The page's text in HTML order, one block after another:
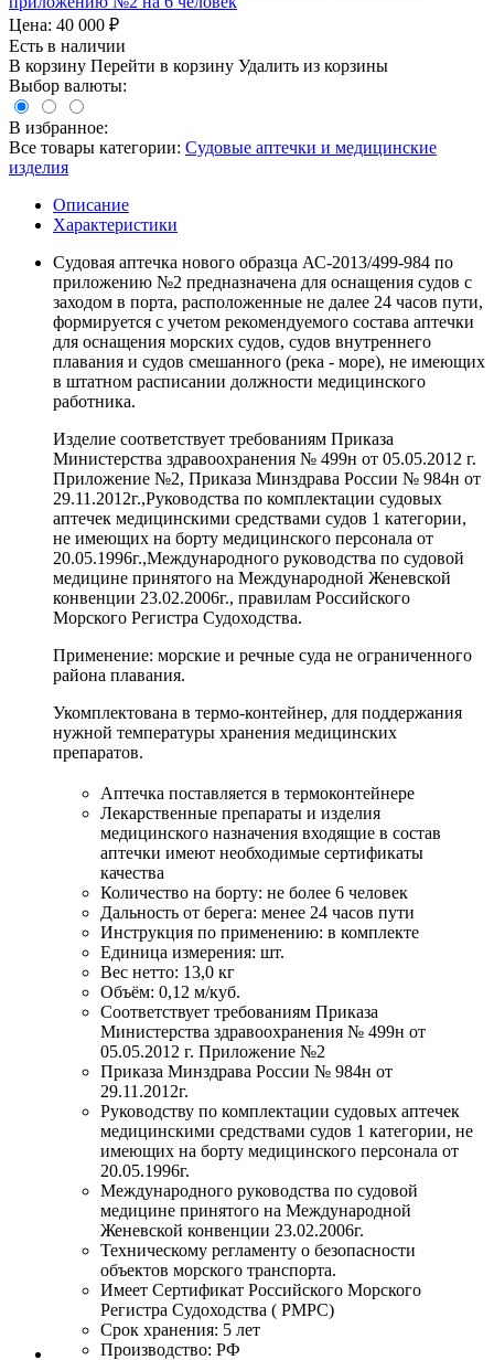
Цена: 40 000 ₽
Есть в наличии
В корзину Перейти в корзину Удалить из корзины
Выбор валюты:
В избранное:
Все товары категории: Судовые аптечки и медицинские
изделия
Описание
Характеристики
Судовая аптечка нового образца АС-2013/499-984 по
приложению №2 предназначена для оснащения судов с
заходом в порта, расположенные не далее 24 часов пути,
формируется с учетом рекомендуемого состава аптечки
для оснащения морских судов, судов внутреннего
плавания и судов смешанного (река - море), не имеющих
в штатном расписании должности медицинского
работника.
Изделие соответствует требованиям Приказа
Министерства здравоохранения № 499н от 05.05.2012 г.
Приложение №2, Приказа Минздрава России № 984н от
29.11.2012г.,Руководства по комплектации судовых
аптечек медицинскими средствами судов 1 категории,
не имеющих на борту медицинского персонала от
20.05.1996г.,Международного руководства по судовой
медицине принятого на Международной Женевской
конвенции 23.02.2006г., правилам Российского
Морского Регистра Судоходства.
Применение: морские и речные суда не ограниченного
района плавания.
Укомплектована в термо-контейнер, для поддержания
нужной температуры хранения медицинских
препаратов.
Аптечка поставляется в термоконтейнере
Лекарственные препараты и изделия
медицинского назначения входящие в состав
аптечки имеют необходимые сертификаты
качества
Количество на борту: не более 6 человек
Дальность от берега: менее 24 часов пути
Инструкция по применению: в комплекте
Единица измерения: шт.
Вес нетто: 13,0 кг
Объём: 0,12 м/куб.
Соответствует требованиям Приказа
Министерства здравоохранения № 499н от
05.05.2012 г. Приложение №2
Приказа Минздрава России № 984н от
29.11.2012г.
Руководству по комплектации судовых аптечек
медицинскими средствами судов 1 категории, не
имеющих на борту медицинского персонала от
20.05.1996г.
Международного руководства по судовой
медицине принятого на Международной
Женевской конвенции 23.02.2006г.
Техническому регламенту о безопасности
объектов морского транспорта.
Имеет Сертификат Российского Морского
Регистра Судоходства ( РМРС)
Срок хранения: 5 лет
Производство: РФ